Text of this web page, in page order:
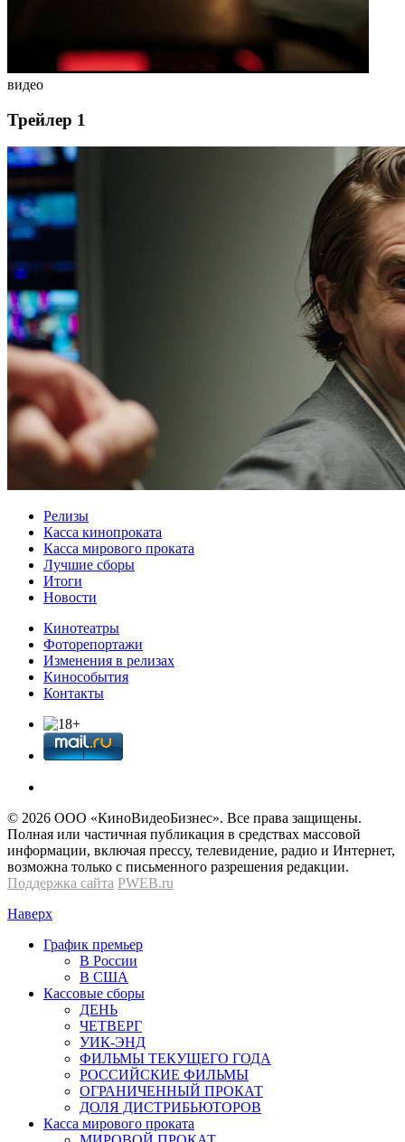
видео
Трейлер 1
Релизы
Касса кинопроката
Касса мирового проката
Лучшие сборы
Итоги
Новости
Кинотеатры
Фоторепортажи
Изменения в релизах
Кинособытия
Контакты
© 2026 OOО «КиноВидеоБизнес». Все права защищены.
Полная или частичная публикация в средствах массовой
информации, включая прессу, телевидение, радио и Интернет,
возможна только с письменного разрешения редакции.
Поддержка сайта PWEB.ru
Наверх
График премьер
В России
В США
Кассовые сборы
ДЕНЬ
ЧЕТВЕРГ
УИК-ЭНД
ФИЛЬМЫ ТЕКУЩЕГО ГОДА
РОССИЙСКИЕ ФИЛЬМЫ
ОГРАНИЧЕННЫЙ ПРОКАТ
ДОЛЯ ДИСТРИБЬЮТОРОВ
Касса мирового проката